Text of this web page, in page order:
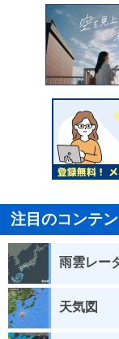
注目のコンテ
雨雲レー
天気図